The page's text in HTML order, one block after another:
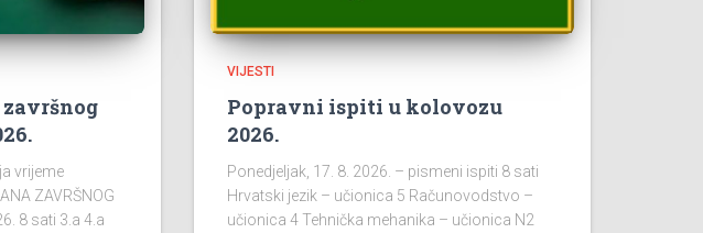
završnog
vrijeme
ZAVRŠNOG
8 sati 3.a 4.a
VIJESTI
Popravni ispiti u kolovozu
2026.
Ponedjeljak, 17. 8. 2026. – pismeni ispiti 8 sati
Hrvatski jezik – učionica 5 Računovodstvo –
učionica 4 Tehnička mehanika – učionica N2